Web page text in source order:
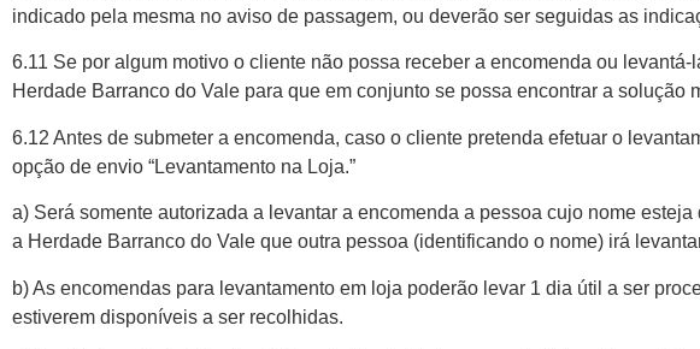
indicado pela mesma no aviso de passagem, ou deverão ser seguidas as
6.11 Se por algum motivo o cliente não possa receber a encomenda ou
Herdade Barranco do Vale para que em conjunto se possa encontrar a solução
6.12 Antes de submeter a encomenda, caso o cliente pretenda efetuar o
opção de envio “Levantamento na Loja.”
a) Será somente autorizada a levantar a encomenda a pessoa cujo nome
a Herdade Barranco do Vale que outra pessoa (identificando o nome) irá
b) As encomendas para levantamento em loja poderão levar 1 dia útil a ser
estiverem disponíveis a ser recolhidas.